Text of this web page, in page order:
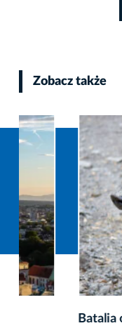
Zobacz także
Batalia o miasto